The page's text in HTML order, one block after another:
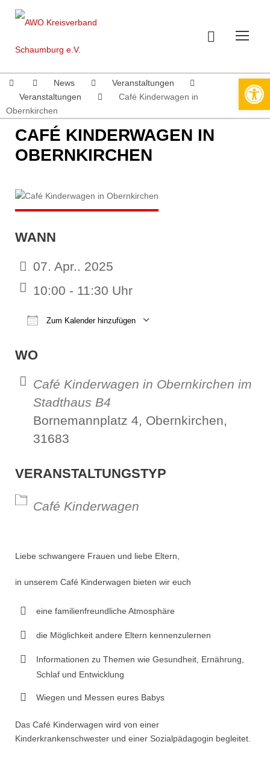
News
Veranstaltungen
Veranstaltungen
Café Kinderwagen in
Obernkirchen
CAFÉ KINDERWAGEN IN
OBERNKIRCHEN
WANN
07. Apr.. 2025
10:00 - 11:30 Uhr
Zum Kalender hinzufügen
WO
Café Kinderwagen in Obernkirchen im
Stadthaus B4
Bornemannplatz 4, Obernkirchen,
31683
VERANSTALTUNGSTYP
Café Kinderwagen
Liebe schwangere Frauen und liebe Eltern,
in unserem Café Kinderwagen bieten wir euch
eine familienfreundliche Atmosphäre
die Möglichkeit andere Eltern kennenzulernen
Informationen zu Themen wie Gesundheit, Ernährung,
Schlaf und Entwicklung
Wiegen und Messen eures Babys
Das Café Kinderwagen wird von einer
Kinderkrankenschwester und einer Sozialpädagogin begleitet.
Werkzeugleiste öffnen